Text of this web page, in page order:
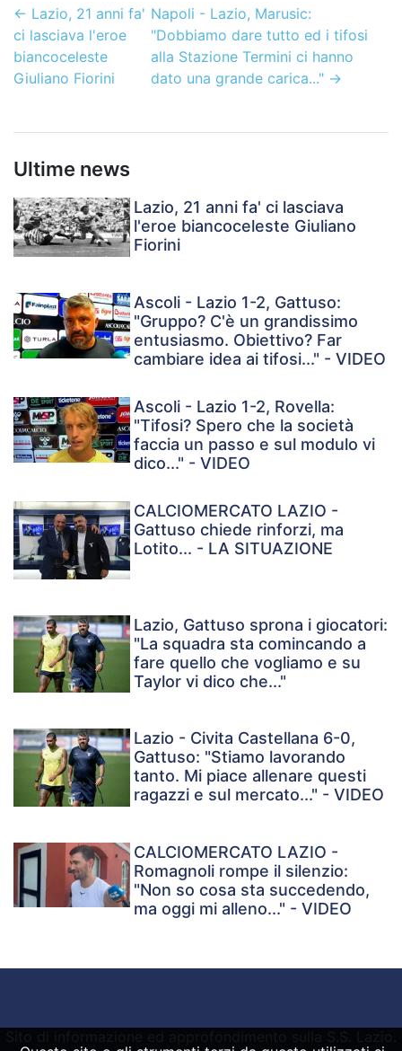
← Lazio, 21 anni fa'
ci lasciava l'eroe
biancoceleste
Giuliano Fiorini
Napoli - Lazio, Marusic:
"Dobbiamo dare tutto ed i tifosi
alla Stazione Termini ci hanno
dato una grande carica..." →
Ultime news
Lazio, 21 anni fa' ci lasciava
l'eroe biancoceleste Giuliano
Fiorini
Ascoli - Lazio 1-2, Gattuso:
"Gruppo? C'è un grandissimo
entusiasmo. Obiettivo? Far
cambiare idea ai tifosi..." - VIDEO
Ascoli - Lazio 1-2, Rovella:
"Tifosi? Spero che la società
faccia un passo e sul modulo vi
dico..." - VIDEO
CALCIOMERCATO LAZIO -
Gattuso chiede rinforzi, ma
Lotito... - LA SITUAZIONE
Lazio, Gattuso sprona i giocatori:
"La squadra sta comincando a
fare quello che vogliamo e su
Taylor vi dico che..."
Lazio - Civita Castellana 6-0,
Gattuso: "Stiamo lavorando
tanto. Mi piace allenare questi
ragazzi e sul mercato..." - VIDEO
CALCIOMERCATO LAZIO -
Romagnoli rompe il silenzio:
"Non so cosa sta succedendo,
ma oggi mi alleno..." - VIDEO